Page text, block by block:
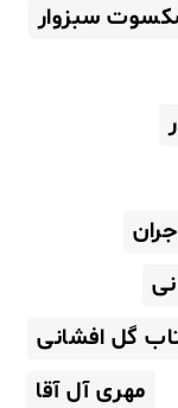
سبزوار
گل افشانی
مهری آل آقا